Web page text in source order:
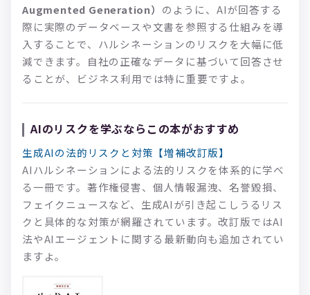
Augmented Generation） のように、AIが回答する
際に実際のデータベースや文書を参照する仕組みを導
入することで、ハルシネーションのリスクを大幅に低
減できます。自社の正確なデータに基づいて回答させ
ることが、ビジネス利用では特に重要ですよ。
AIのリスクを学ぶならこの本がおすすめ
生成AIの法的リスクと対策【増補改訂版】
AIハルシネーションによる法的リスクを体系的に学べ
る一冊です。著作権侵害、個人情報漏洩、名誉毀損、
フェイクニュースなど、生成AIが引き起こしうるリス
クと具体的な対策が網羅されています。改訂版ではAI
法やAIエージェントに関する最新動向も追加されてい
ますよ。